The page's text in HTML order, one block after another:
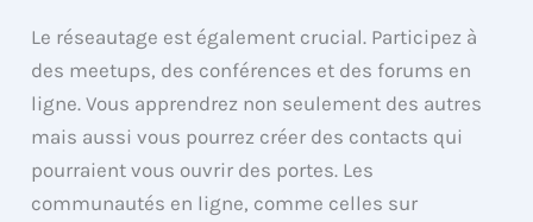
Le réseautage est également crucial. Participez à
des meetups, des conférences et des forums en
ligne. Vous apprendrez non seulement des autres
mais aussi vous pourrez créer des contacts qui
pourraient vous ouvrir des portes. Les
communautés en ligne, comme celles sur